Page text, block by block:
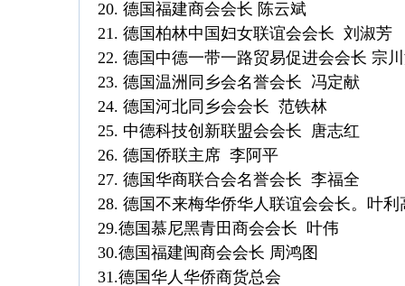
20. 德国福建商会会长 陈云斌
21. 德国柏林中国妇女联谊会会长 刘淑芳
22. 德国中德一带一路贸易促进会会长 宗
23. 德国温洲同乡会名誉会长 冯定献
24. 德国河北同乡会会长 范铁林
25. 中德科技创新联盟会会长 唐志红
26. 德国侨联主席 李阿平
27. 德国华商联合会名誉会长 李福全
28. 德国不来梅华侨华人联谊会会长。叶利
29.德国慕尼黑青田商会会长 叶伟
30.德国福建闽商会会长 周鸿图
31.德国华人华侨商货总会